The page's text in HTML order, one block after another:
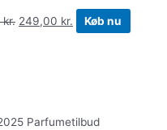
kr. 249,00 kr. Køb nu
Parfumetilbud